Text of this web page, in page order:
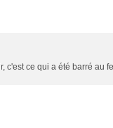
c'est ce qui a été barré au